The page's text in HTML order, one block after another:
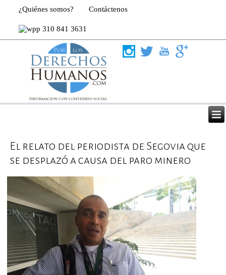
¿Quiénes somos? Contáctenos
310 841 3631
El relato del periodista de Segovia que
se desplazó a causa del paro minero